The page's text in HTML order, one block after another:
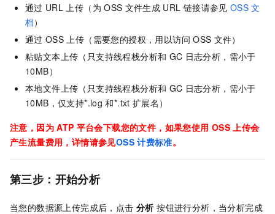
通过 URL 上传（为 OSS 文件生成 URL 链接请参见 OSS 文
档）
通过 OSS 上传（需要您的授权，用以访问 OSS 文件）
粘贴文本上传（只支持线程栈分析和 GC 日志分析， 需小于
10MB）
本地文件上传（只支持线程栈分析和 GC 日志分析， 需小于
10MB，仅支持*.log 和*.txt 扩展名 ）
注意，因为 ATP 平台会下载您的文件，如果您使用 OSS 上传会
产生流量费用，详情请参见OSS 计费标准。
第三步：开始分析
当您的数据源上传完成后，点击 分析按钮进行分析，当分析完成